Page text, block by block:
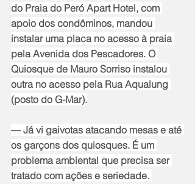
do Praia do Peró Apart Hotel, com
apoio dos condôminos, mandou
instalar uma placa no acesso à praia
pela Avenida dos Pescadores. O
Quiosque de Mauro Sorriso instalou
outra no acesso pela Rua Aqualung
(posto do G-Mar).
— Já vi gaivotas atacando mesas e até
os garçons dos quiosques. É um
problema ambiental que precisa ser
tratado com ações e seriedade.